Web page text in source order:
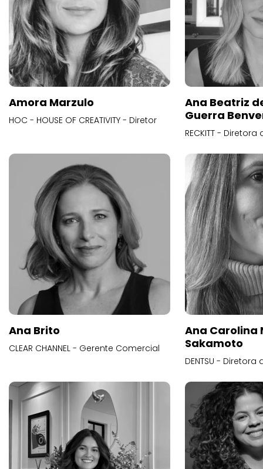
Amora Marzulo
HOC - HOUSE OF CREATIVITY - Diretor
Ana Beatriz
Guerra
RECKITT -
Ana Brito
CLEAR CHANNEL - Gerente Comercial
Ana Carolina
Sakamoto
DENTSU -